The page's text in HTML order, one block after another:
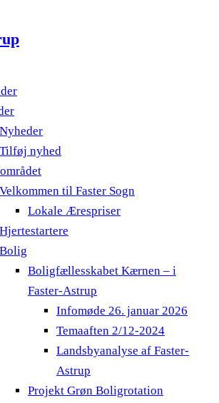
Nyheder
Tilføj nyhed
Velkommen til Faster Sogn
Lokale Ærespriser
Hjertestartere
Bolig
Boligfællesskabet Kærnen – i
Faster-Astrup
Infomøde 26. januar 2026
Temaaften 2/12-2024
Landsbyanalyse af Faster-
Astrup
Projekt Grøn Boligrotation